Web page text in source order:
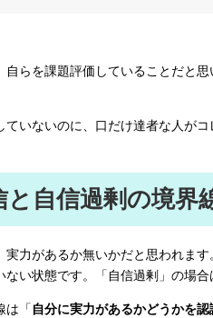
自らを課題評価していることだと
いないのに、口だけ達者な人がコ
自信過剰の境界
実力があるか無いかだと思われま
ない状態です。「自信過剰」の場合
は「 自分に実力があるかどうかを